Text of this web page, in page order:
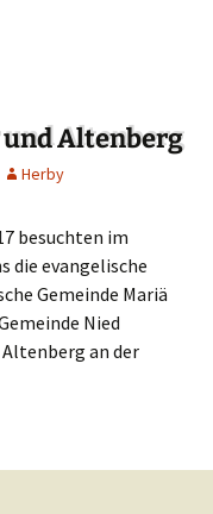
Altenberg
Herby
besuchten im
die evangelische
Gemeinde Mariä
Nied
an der